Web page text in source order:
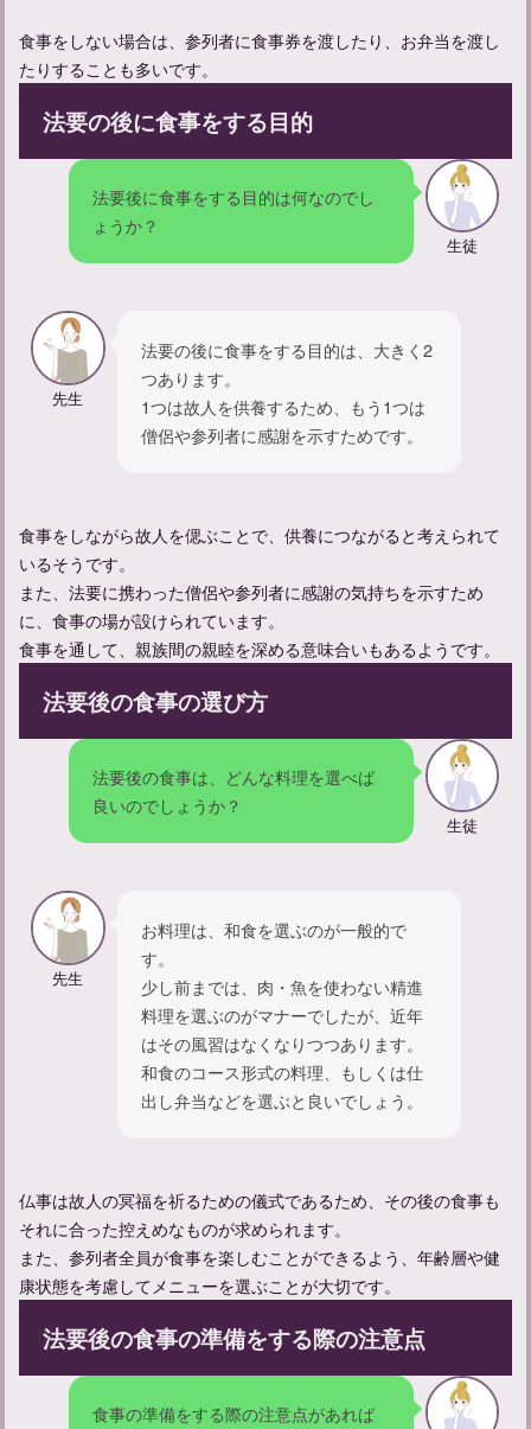
回忌法要の準備とマナー：大切な故人への敬意を示す方法
命日に毎年法要はする？何回忌まで行う？年忌法要について学ぶ
納骨法要の意義と実施方法：心を込めた儀式の手順とポイント
施餓鬼法要とは？正しい進行と準備法を解説
法要の案内状作成ガイド：正しい書き方とタイミングのポイント
食事をしない場合は、参列者に食事券を渡したり、お弁当を渡し
たりすることも多いです。
法要の後に食事をする目的
法要後に食事をする目的は何なのでし
ょうか？
生徒
先生
法要の後に食事をする目的は、大きく2
つあります。
1つは故人を供養するため、もう1つは
僧侶や参列者に感謝を示すためです。
食事をしながら故人を偲ぶことで、供養につながると考えられて
いるそうです。
また、法要に携わった僧侶や参列者に感謝の気持ちを示すため
に、食事の場が設けられています。
食事を通して、親族間の親睦を深める意味合いもあるようです。
法要後の食事の選び方
法要後の食事は、どんな料理を選べば
良いのでしょうか？
生徒
先生
お料理は、和食を選ぶのが一般的で
す。
少し前までは、肉・魚を使わない精進
料理を選ぶのがマナーでしたが、近年
はその風習はなくなりつつあります。
和食のコース形式の料理、もしくは仕
出し弁当などを選ぶと良いでしょう。
仏事は故人の冥福を祈るための儀式であるため、その後の食事も
それに合った控えめなものが求められます。
また、参列者全員が食事を楽しむことができるよう、年齢層や健
康状態を考慮してメニューを選ぶことが大切です。
法要後の食事の準備をする際の注意点
食事の準備をする際の注意点があれば